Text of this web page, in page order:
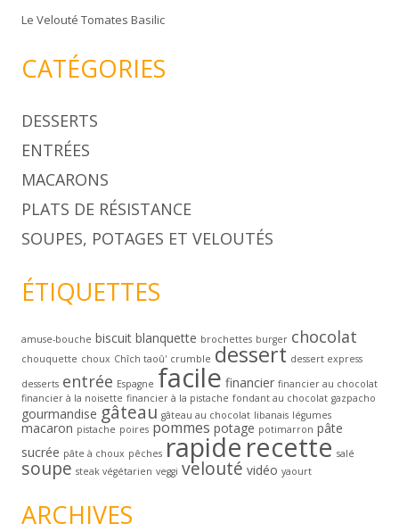
Le Velouté Tomates Basilic
CATÉGORIES
DESSERTS
ENTRÉES
MACARONS
PLATS DE RÉSISTANCE
SOUPES, POTAGES ET VELOUTÉS
ÉTIQUETTES
amuse-bouche biscuit blanquette brochettes burger chocolat
chouquette choux Chîch taoû' crumble dessert dessert express
desserts entrée Espagne facile financier financier au chocolat
financier à la noisette financier à la pistache fondant au chocolat gazpacho
gourmandise gâteau gâteau au chocolat libanais légumes
macaron pistache poires pommes potage potimarron pâte
sucrée pâte à choux pêches rapiderecette salé
soupe steak végétarien veggi velouté vidéo yaourt
ARCHIVES